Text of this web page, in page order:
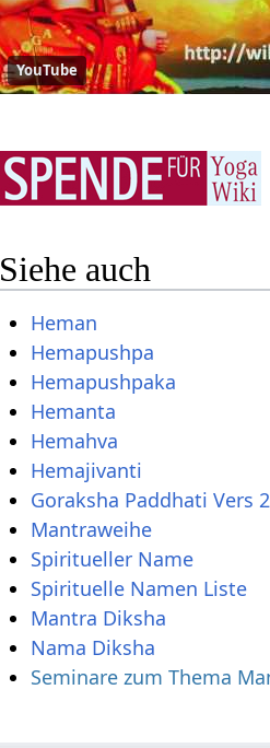
YouTube
Siehe auch
Heman
Hemapushpa
Hemapushpaka
Hemanta
Hemahva
Hemajivanti
Goraksha Paddhati Vers
Mantraweihe
Spiritueller Name
Spirituelle Namen Liste
Mantra Diksha
Nama Diksha
Seminare zum Thema